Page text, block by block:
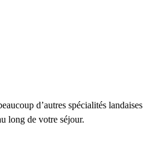
d’autres spécialités landaises
long de votre séjour.